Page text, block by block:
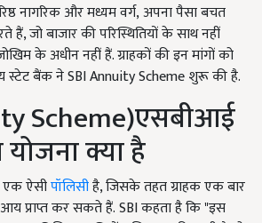
नागरिक और मध्यम वर्ग, अपना पैसा बचत
जो बाजार की परिस्थितियों के साथ नहीं
के अधीन नहीं हैं. ग्राहकों की इन मांगों को
स्टेट बैंक ने SBI Annuity Scheme शुरू की है.
Scheme)एसबीआई
योजना क्या है
एक ऐसीपॉलिसीहै, जिसके तहत ग्राहक एक बार
प्राप्त कर सकते हैं. SBI कहता है कि "इस